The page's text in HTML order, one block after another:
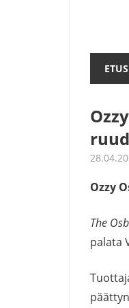
Ozzy
The
palata